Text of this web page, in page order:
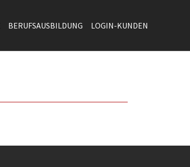
BERUFSAUSBILDUNG LOGIN-KUNDEN